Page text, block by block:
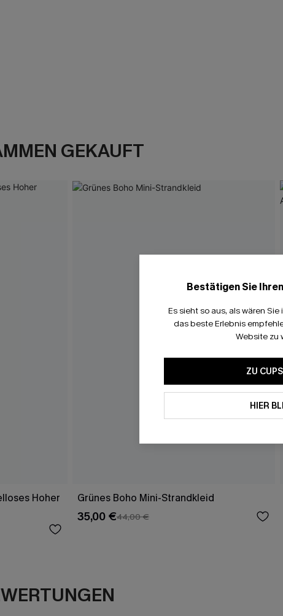
GEKAUFT
Hoher
Grünes Boho Mini-Strandkleid
35,00 €44,00 €
Bestätigen Sie
Es sieht so aus, als wären Sie
das beste Erlebnis
Website zu
ZU
HIER